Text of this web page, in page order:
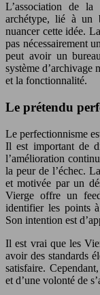
L’association de
archétype, lié à un
nuancer cette idée.
pas nécessairement
peut avoir un
système d’archivage
et la fonctionnalité.
Le prétendu
Le perfectionnisme
Il est important de
l’amélioration
la peur de l’échec.
et motivée par un
Vierge offre un
identifier les points
Son intention est
Il est vrai que les
avoir des standards
satisfaire.
et d’une volonté de